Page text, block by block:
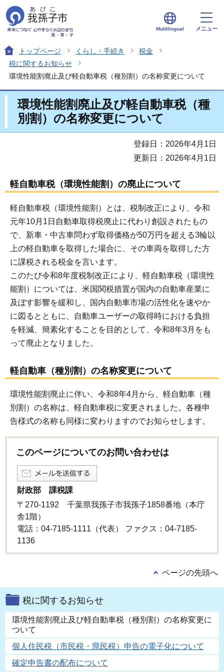
Multilingual メニュー
トップページ くらし・手続き
税金
税に関するお知らせ
環境性能割廃止及び軽自動車税（種別割）の名称変更について
環境性能割廃止及び軽自動車税（種
別割）の名称変更について
登録日：2026年4月1日
更新日：2026年4月1日
軽自動車税（環境性能割）の廃止について
軽自動車税（環境性能割）とは、税制改正により、令和
元年10月1日自動車取得税廃止に代わり創設されたもの
で、新車・中古車問わず取得価格が50万円を超える3輪以
上の軽自動車を取得した場合に、その車両を取得した方
に課税される税金を言います。
このたび令和8年度税制改正により、軽自動車税（環境性
能割）については、米国関税措置が国内の自動車産業に
及ぼす影響を緩和し、国内自動車市場の活性化を速やか
に図るとともに、自動車ユーザーの取得時における負担
を軽減、簡素化することを目的として、令和8年3月をも
って廃止となりました。
軽自動車（種別割）の名称変更について
環境性能割廃止に伴い、令和8年4月から、軽自動車（種
別割）の名称は、軽自動車税に変更されました。各種申
告様式の名称も同様に変わりますのでお知らせします。
このページについてのお問い合わせは
財政部 課税課
〒270-1192 千葉県我孫子市我孫子1858番地（本庁
舎1階）
電話：04-7185-1111（代表） ファクス：04-7185-
1136
ページの先頭へ
税に関するお知らせ
環境性能割廃止及び軽自動車税（種別割）の名称変更に
ついて
個人住民税（市民税・県民税）申告の電子化について
確定申告書の配布について